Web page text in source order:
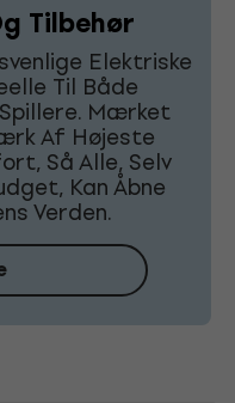
Tilbehør
Elektriske
Til Både
Mærket
Af Højeste
Så Alle, Selv
Kan Åbne
Verden.